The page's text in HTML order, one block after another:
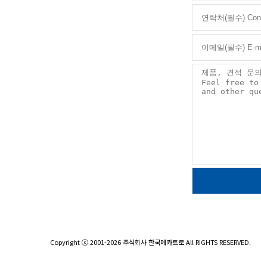
Copyright ⓒ 2001-2026 주식회사 한국메카트로 All RIGHTS RESERVED.